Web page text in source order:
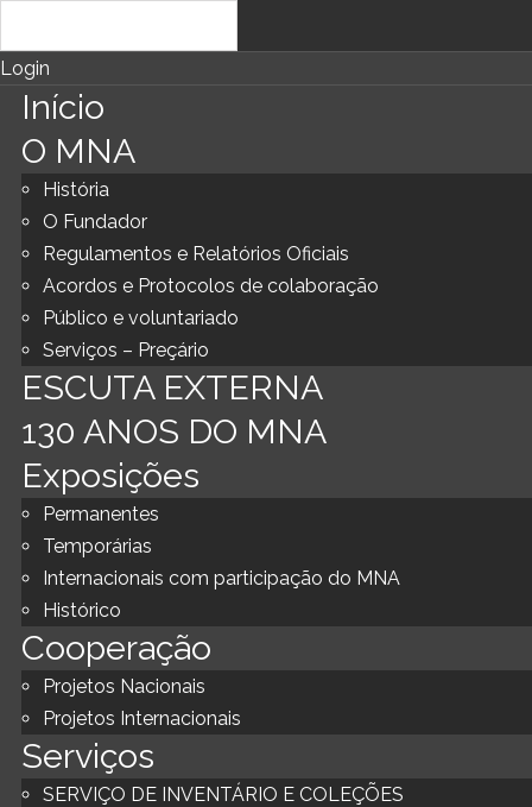
Login
Início
O MNA
História
O Fundador
Regulamentos e Relatórios Oficiais
Acordos e Protocolos de colaboração
Público e voluntariado
Serviços – Preçário
ESCUTA EXTERNA
130 ANOS DO MNA
Exposições
Permanentes
Temporárias
Internacionais com participação do MNA
Histórico
Cooperação
Projetos Nacionais
Projetos Internacionais
Serviços
SERVIÇO DE INVENTÁRIO E COLEÇÕES